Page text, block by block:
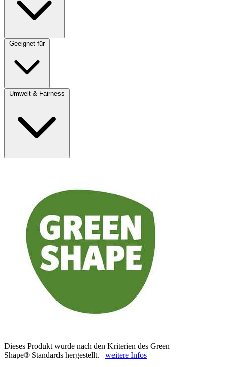
Geeignet für
Umwelt & Fairness
Dieses Produkt wurde nach den Kriterien des Green
Shape® Standards hergestellt. weitere Infos